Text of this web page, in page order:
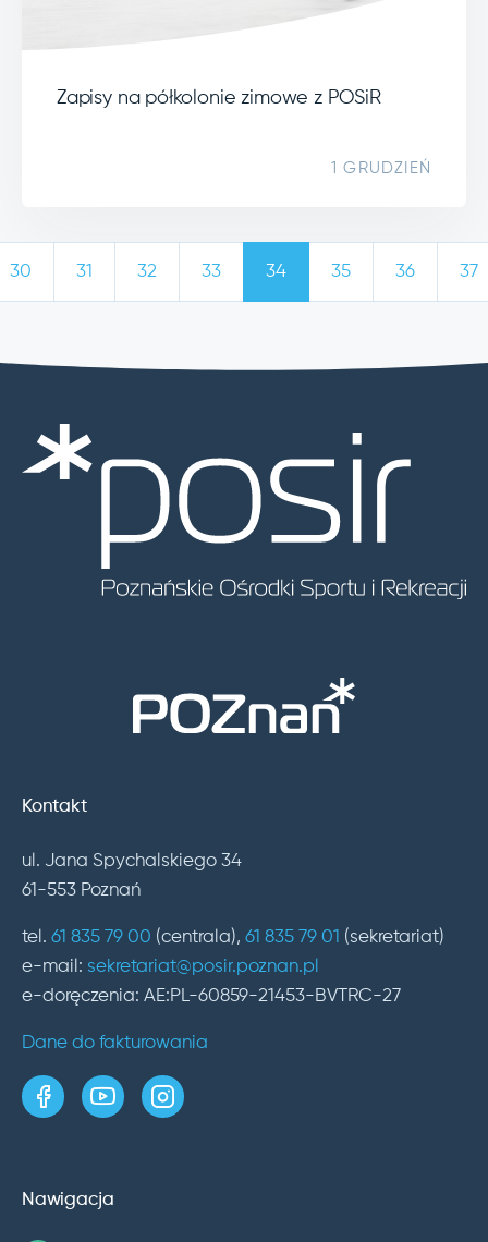
Zapisy na półkolonie zimowe z POSiR
1 GRUDZIEŃ
30 31 32 33 34 35 36 37
Kontakt
ul. Jana Spychalskiego 34
61-553 Poznań
tel. 61 835 79 00 (centrala), 61 835 79 01 (sekretariat)
e-mail: sekretariat@posir.poznan.pl
e-doręczenia: AE:PL-60859-21453-BVTRC-27
Dane do fakturowania
strona w serwisie Facebook
kanał w serwisie YouTube
profil w serwisie Instagram
Nawigacja